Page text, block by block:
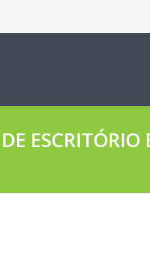
ESCRITÓRIO